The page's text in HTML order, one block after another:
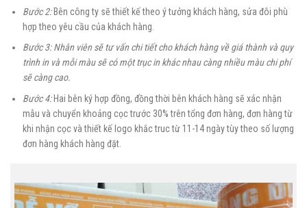
Bước 2:Bên công ty sẽ thiết kế theo ý tưởng khách hàng, sửa đôi phù
hợp theo yêu cầu của khách hàng.
Bước 3: Nhân viên sẽ tư vấn chi tiết cho khách hàng về giá thành và quy
trình in và mỗi màu sẽ có một trục in khác nhau càng nhiều màu chi phí
sẽ càng cao.
Bước 4:Hai bên ký hợp đồng, đồng thời bên khách hàng sẽ xác nhận
mẫu và chuyển khoảng cọc trước 30% trên tổng đơn hàng, đơn hàng từ
khi nhận cọc và thiết kế logo khắc truc từ 11-14 ngày tùy theo số lượng
đơn hàng khách hàng đặt.